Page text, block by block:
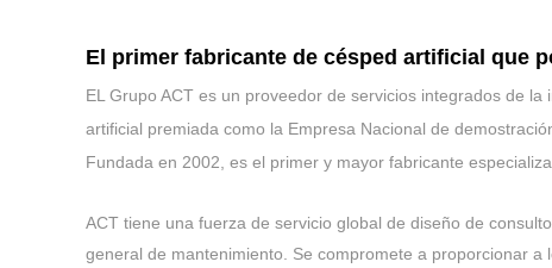
El primer fabricante de césped artificial que
EL Grupo ACT es un proveedor de servicios integrados de
artificial premiada como la Empresa Nacional de
Fundada en 2002, es el primer y mayor fabricante
ACT tiene una fuerza de servicio global de diseño de
general de mantenimiento. Se compromete a proporcionar